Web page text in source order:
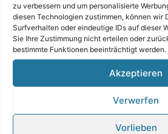
zu verbessern und um personalisierte
diesen Technologien zustimmen, können wir
Surfverhalten oder eindeutige IDs auf dieser
Sie Ihre Zustimmung nicht erteilen oder
bestimmte Funktionen beeinträchtigt werden.
Akzeptieren
Verwerfen
Vorlieben
Crafter Gitarre ABLE
€639,00